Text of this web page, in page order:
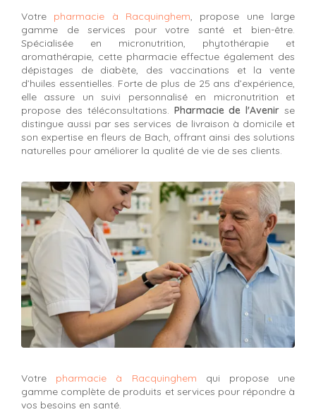
Votre pharmacie à Racquinghem, propose une large
gamme de services pour votre santé et bien-être.
Spécialisée en micronutrition, phytothérapie et
aromathérapie, cette pharmacie effectue également des
dépistages de diabète, des vaccinations et la vente
d’huiles essentielles. Forte de plus de 25 ans d’expérience,
elle assure un suivi personnalisé en micronutrition et
propose des téléconsultations. Pharmacie de l'Avenir se
distingue aussi par ses services de livraison à domicile et
son expertise en fleurs de Bach, offrant ainsi des solutions
naturelles pour améliorer la qualité de vie de ses clients.
Votre pharmacie à Racquinghem qui propose une
gamme complète de produits et services pour répondre à
vos besoins en santé.